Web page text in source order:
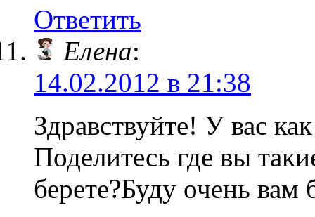
Ответить
Елена:
14.02.2012 в 21:38
Здравствуйте! У вас
Поделитесь где вы
берете?Буду очень вам